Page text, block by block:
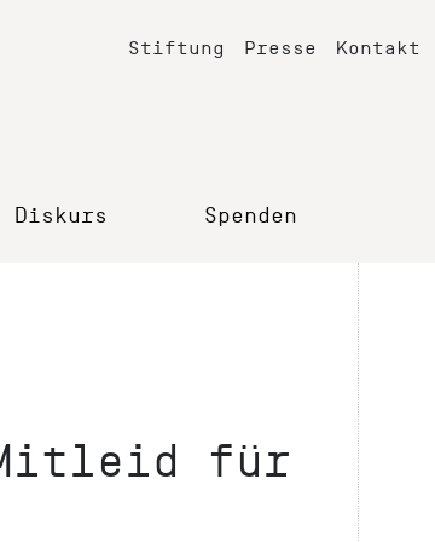
Stiftung Presse Kontakt
Diskurs Spenden
für